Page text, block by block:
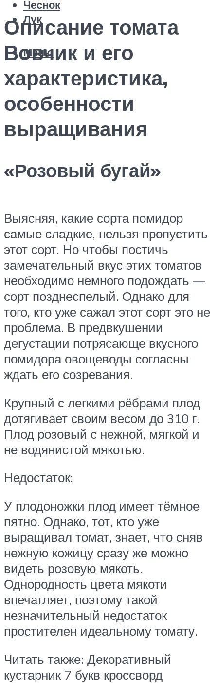
Чеснок
Лук
Меню
Описание томата
Вовчик и его
характеристика,
особенности
выращивания
«Розовый бугай»
Выясняя, какие сорта помидор
самые сладкие, нельзя пропустить
этот сорт. Но чтобы постичь
замечательный вкус этих томатов
необходимо немного подождать —
сорт позднеспелый. Однако для
того, кто уже сажал этот сорт это не
проблема. В предвкушении
дегустации потрясающе вкусного
помидора овощеводы согласны
ждать его созревания.
Крупный с легкими рёбрами плод
дотягивает своим весом до 310 г.
Плод розовый с нежной, мягкой и
не водянистой мякотью.
Недостаток:
У плодоножки плод имеет тёмное
пятно. Однако, тот, кто уже
выращивал томат, знает, что сняв
нежную кожицу сразу же можно
видеть розовую мякоть.
Однородность цвета мякоти
впечатляет, поэтому такой
незначительный недостаток
простителен идеальному томату.
Читать также: Декоративный
кустарник 7 букв кроссворд